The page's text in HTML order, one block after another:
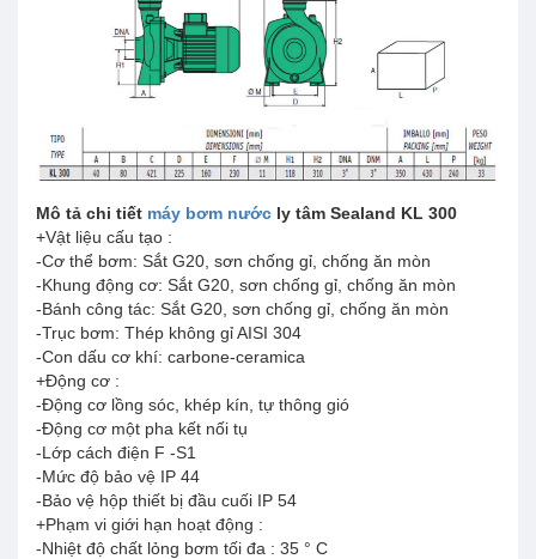
Mô tả chi tiết máy bơm nước ly tâm Sealand KL 300
+Vật liệu cấu tạo :
-Cơ thể bơm: Sắt G20, sơn chống gỉ, chống ăn mòn
-Khung động cơ: Sắt G20, sơn chống gỉ, chống ăn mòn
-Bánh công tác: Sắt G20, sơn chống gỉ, chống ăn mòn
-Trục bơm: Thép không gỉ AISI 304
-Con dấu cơ khí: carbone-ceramica
+Động cơ :
-Động cơ lồng sóc, khép kín, tự thông gió
-Động cơ một pha kết nối tụ
-Lớp cách điện F -S1
-Mức độ bảo vệ IP 44
-Bảo vệ hộp thiết bị đầu cuối IP 54
+Phạm vi giới hạn hoạt động :
-Nhiệt độ chất lỏng bơm tối đa : 35 ° C